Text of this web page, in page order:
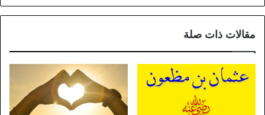
مقالات ذات صلة